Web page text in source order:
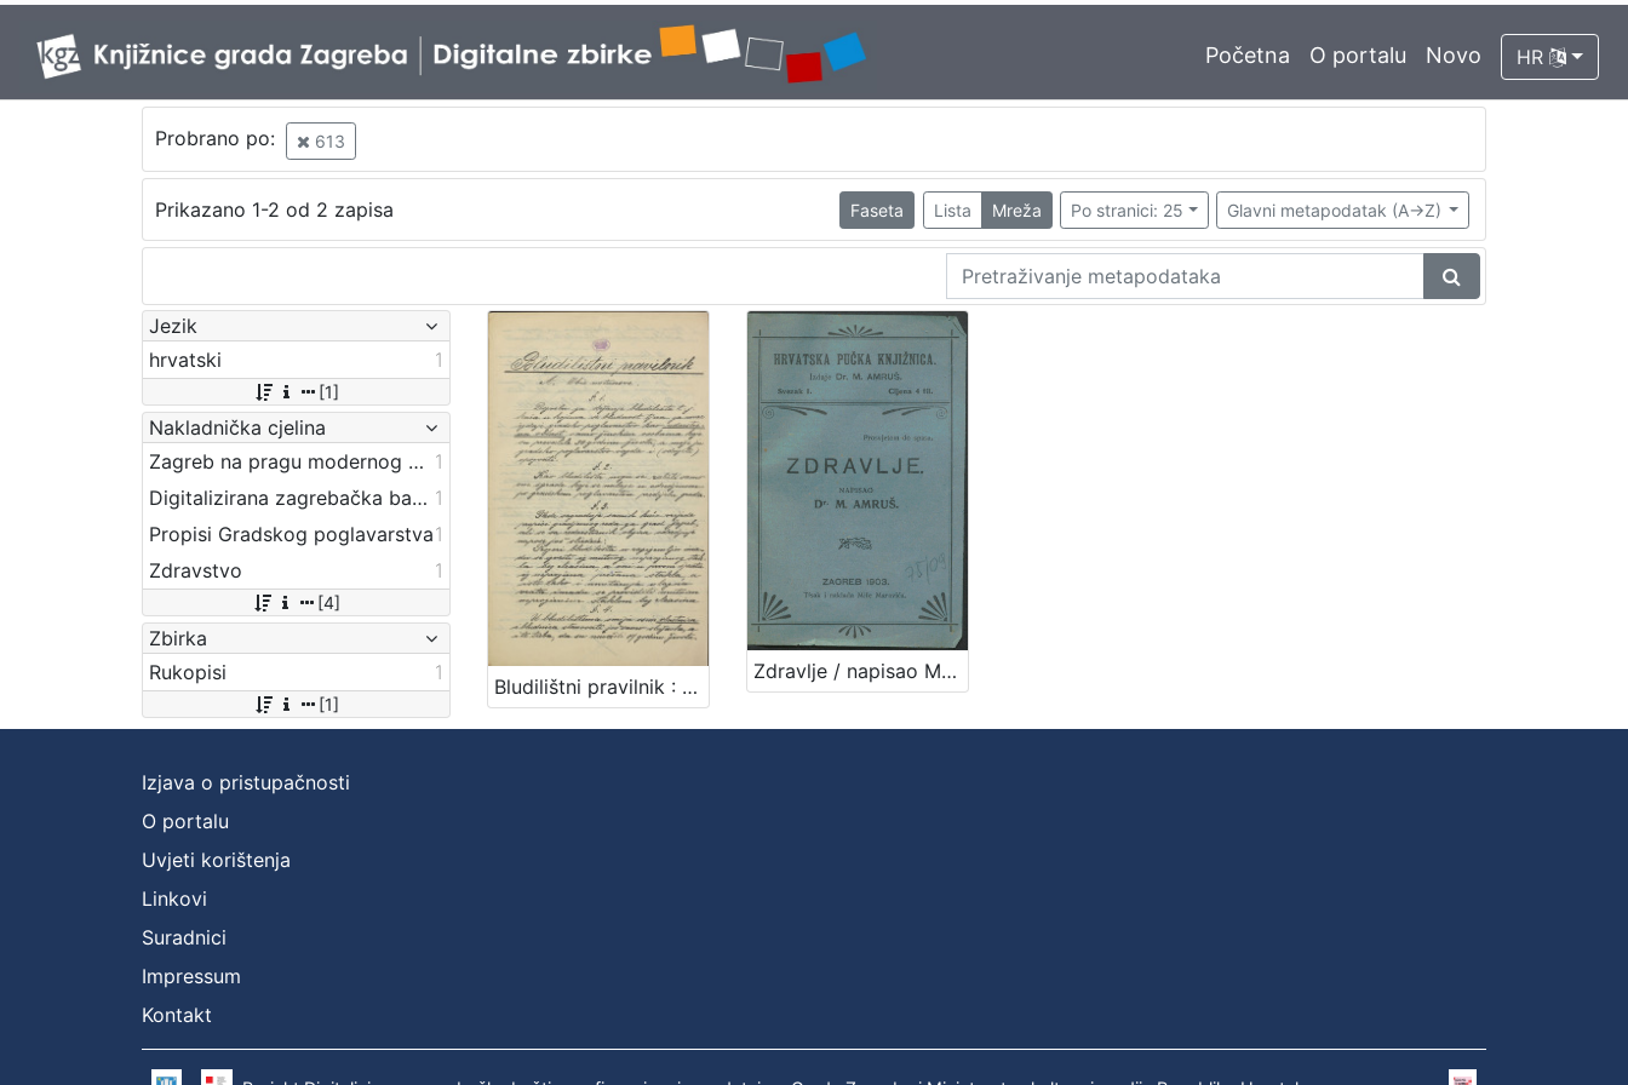
Početna O portalu Novo HR
Probrano po: 613
Prikazano 1-2 od 2 zapisa Faseta Lista Mreža Po stranici: 25 Glavni metapodatak (A->Z)
Jezik
hrvatski
1
[1]
Nakladnička cjelina
Zagreb na pragu modernog doba 1
Digitalizirana zagrebačka baština 1
Propisi Gradskog poglavarstva1
Zdravstvo
1
[4]
Zbirka
Rukopisi
1
[1]
Bludilištni pravilnik : Gradsko poglavarstvo u Zagrebu 16. travnja 1899. / gradski načelnik Mošinsky
Zdravlje / napisao M. [Milan] Amruš
Izjava o pristupačnosti
O portalu
Uvjeti korištenja
Linkovi
Suradnici
Impressum
Kontakt